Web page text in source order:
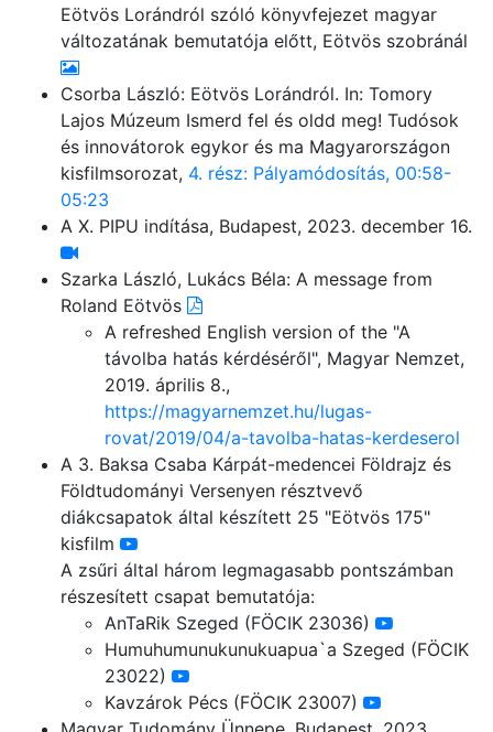
Eötvös Lorándról szóló könyvfejezet magyar
változatának bemutatója előtt, Eötvös szobránál
Csorba László: Eötvös Lorándról. In: Tomory
Lajos Múzeum Ismerd fel és oldd meg! Tudósok
és innovátorok egykor és ma Magyarországon
kisfilmsorozat, 4. rész: Pályamódosítás, 00:58-
05:23
A X. PIPU indítása, Budapest, 2023. december 16.
Szarka László, Lukács Béla: A message from
Roland Eötvös
A refreshed English version of the "A
távolba hatás kérdéséről", Magyar Nemzet,
2019. április 8.,
https://magyarnemzet.hu/lugas-
rovat/2019/04/a-tavolba-hatas-kerdeserol
A 3. Baksa Csaba Kárpát-medencei Földrajz és
Földtudományi Versenyen résztvevő
diákcsapatok által készített 25 "Eötvös 175"
kisfilm
A zsűri által három legmagasabb pontszámban
részesített csapat bemutatója:
AnTaRik Szeged (FÖCIK 23036)
Humuhumunukunukuapua`a Szeged (FÖCIK
23022)
Kavzárok Pécs (FÖCIK 23007)